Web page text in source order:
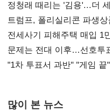
정청래 때리는 '김용'…더
트럼프, 폴리실리콘 파생
재건"
전세사기 피해주택 매입 1
4만278명
문제는 전대 이후…선호투
불복'
"1차 투표서 과반" "게임
많이 본 뉴스